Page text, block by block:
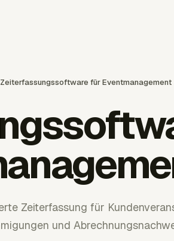
Zeiterfassungssoftware für Eventmanagement
Zeiterfassung für
und